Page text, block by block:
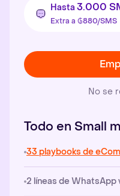
Hasta 3.000
Extra a ₲880/SMS
No se
Todo en Small
33 playbooks de
2 líneas de